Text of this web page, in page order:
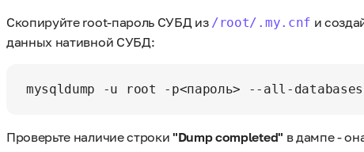
Скопируйте root-пароль СУБД из /root/.my.cnf и
данных нативной СУБД:
Проверьте наличие строки "Dump completed" в дампе -